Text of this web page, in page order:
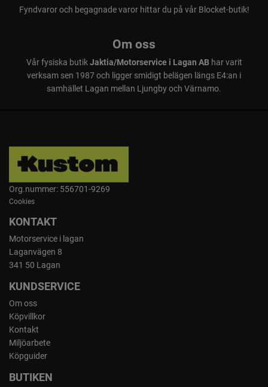
Fyndvaror och begagnade varor hittar du på vår Blocket-butik!
Om oss
Vår fysiska butikJaktia/Motorservice i Lagan ABhar varit
verksam sen 1987 och ligger smidigt belägen längs E4:an i
samhället Lagan mellan Ljungby och Värnamo.
Org.nummer: 556701-9269
Cookies
KONTAKT
Motorservice i lagan
Laganvägen 8
341 50 Lagan
KUNDSERVICE
Om oss
Köpvillkor
Kontakt
Miljöarbete
Köpguider
BUTIKEN